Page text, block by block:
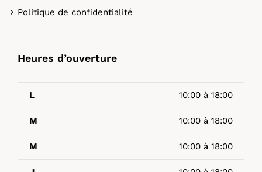
Politique de confidentialité
Heures d’ouverture
L 10:00 à 18:00
M 10:00 à 18:00
M 10:00 à 18:00